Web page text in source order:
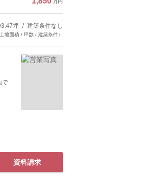
万円
坪 建築条件なし
土地面積 / 坪数 / 建築条件）
で
資料請求